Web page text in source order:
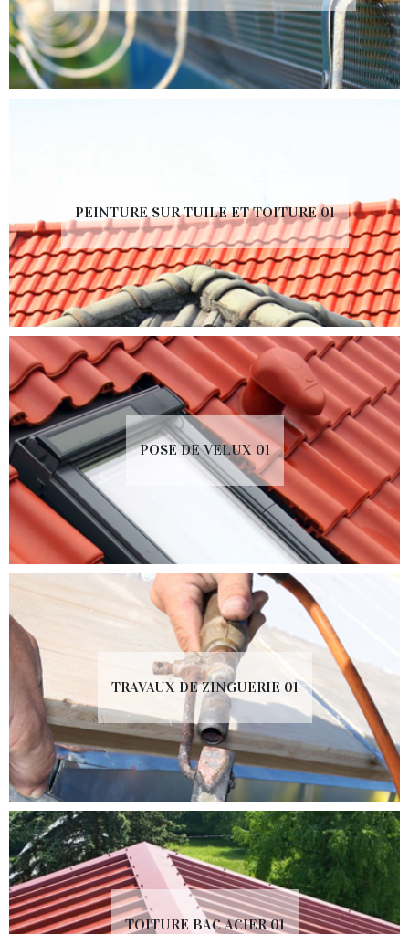
PEINTURE SUR TUILE ET TOITURE 01
POSE DE VELUX 01
TRAVAUX DE ZINGUERIE 01
TOITURE BAC ACIER 01